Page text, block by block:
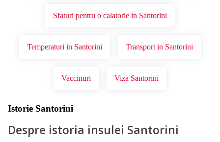
Sfaturi pentru o calatorie in Santorini
Temperaturi in Santorini Transport in Santorini
Vaccinuri Viza Santorini
Istorie Santorini
Despre istoria insulei Santorini